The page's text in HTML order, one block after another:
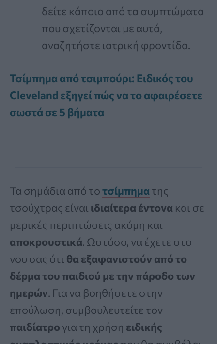
δείτε κάποιο από τα συμπτώματα
που σχετίζονται με αυτά,
αναζητήστε ιατρική φροντίδα.
Τσίμπημα από τσιμπούρι: Ειδικός του
Cleveland εξηγεί πώς να το αφαιρέσετε
σωστά σε 5 βήματα
Τα σημάδια από τοτσίμπημα της
τσούχτρας είναι ιδιαίτερα έντονα και σε
μερικές περιπτώσεις ακόμη και
αποκρουστικά. Ωστόσο, να έχετε στο
νου σας ότι θα εξαφανιστούν από το
δέρμα του παιδιού με την πάροδο των
ημερών. Για να βοηθήσετε στην
επούλωση, συμβουλευτείτε τον
παιδίατρο για τη χρήση ειδικής